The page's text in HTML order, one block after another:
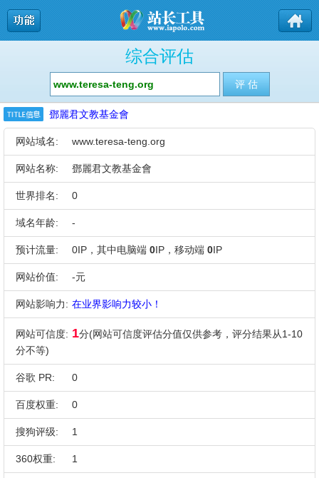
综合评估
鄧麗君文教基金會
网站域名: www.teresa-teng.org
网站名称: 鄧麗君文教基金會
世界排名: 0
域名年龄: -
预计流量: 0IP，其中电脑端 0IP，移动端 0IP
网站价值: -元
网站影响力: 在业界影响力较小！
网站可信度: 1分(网站可信度评估分值仅供参考，评分结果从1-10
分不等)
谷歌 PR: 0
百度权重: 0
搜狗评级: 1
360权重: 1